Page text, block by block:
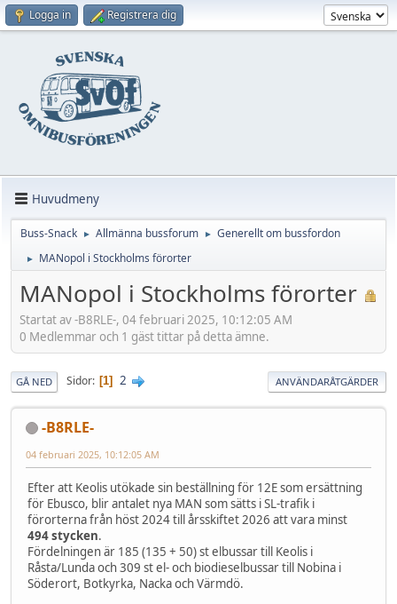
Logga in Registrera dig
Huvudmeny
Buss-Snack ► Allmänna bussforum ► Generellt om bussfordon
► MANopol i Stockholms förorter
MANopol i Stockholms förorter
Startat av -B8RLE-, 04 februari 2025, 10:12:05 AM
0 Medlemmar och 1 gäst tittar på detta ämne.
GÅ NED Sidor 1 2 ANVÄNDARÅTGÄRDER
-B8RLE-
04 februari 2025, 10:12:05 AM
Efter att Keolis utökade sin beställning för 12E som ersättning
för Ebusco, blir antalet nya MAN som sätts i SL-trafik i
förorterna från höst 2024 till årsskiftet 2026 att vara minst
494 stycken.
Fördelningen är 185 (135 + 50) st elbussar till Keolis i
Råsta/Lunda och 309 st el- och biodieselbussar till Nobina i
Söderort, Botkyrka, Nacka och Värmdö.